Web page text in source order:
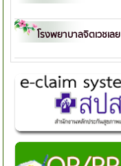
โรงพยาบาลจิตเวชเลย